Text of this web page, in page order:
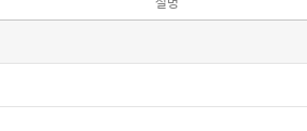
설명